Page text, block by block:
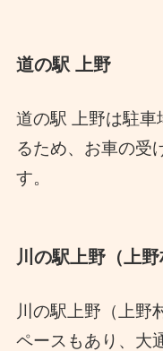
道の駅 上野
道の駅 上野は駐車
るため、お車の受
す。
川の駅上野（上野
川の駅上野（上野
ペースもあり、大